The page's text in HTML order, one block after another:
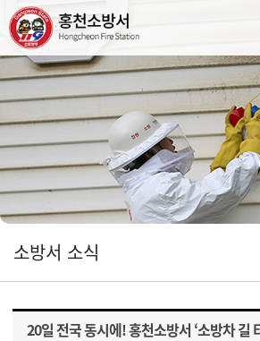
소방서 소식
20일 전국 동시에! 홍천소방서 ‘소방차 길